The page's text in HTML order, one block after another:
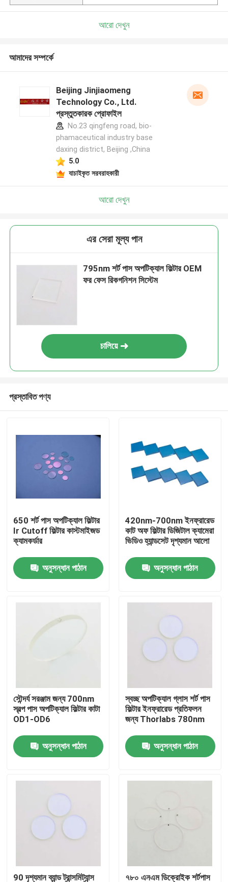
কারখানা ভ্রমণ
মান নিয়ন্ত্রণ
আমাদের সাথে যোগাযোগ করুন
উদ্ধৃতির জন্য আবেদন
ফ্লুরোসেন্স ব্যান্ডপাস ফিল্টার
আরো দেখুন
আমাদের সম্পর্কে
Beijing Jinjiaomeng
Technology Co., Ltd.
প্রস্তুতকারক প্রোফাইল
No.23 qingfeng road, bio-
phamaceutical industry base
daxing district, Beijing ,China
5.0
যাচাইকৃত সরবরাহকারী
আরো দেখুন
এর সেরা মূল্য পান
795nm শর্ট পাস অপটিক্যাল ফিল্টার OEM
ফর ফেস রিকগনিশন সিস্টেম
চালিয়ে
প্রস্তাবিত পণ্য
650 শর্ট পাস অপটিক্যাল ফিল্টার
Ir Cutoff ফিল্টার কাস্টমাইজড
ক্যামকর্ডার
অনুসন্ধান পাঠান
420nm-700nm ইনফ্রারেড
কাট অফ ফিল্টার ডিজিটাল ক্যামেরা
ভিডিও হ্যান্ডসেট দৃশ্যমান আলো
অনুসন্ধান পাঠান
সৌন্দর্য সরঞ্জাম জন্য 700nm
স্বল্প পাস অপটিক্যাল ফিল্টার কাটা
OD1-OD6
অনুসন্ধান পাঠান
স্বচ্ছ অপটিক্যাল গ্লাস শর্ট পাস
ফিল্টার ইনফ্রারেড প্রতিফলন
জন্য Thorlabs 780nm
অনুসন্ধান পাঠান
90 দৃশ্যমান ব্যান্ড ট্রান্সমিট্যান্স ৭৮০ এনএম ডিক্রোইক শর্টপাস